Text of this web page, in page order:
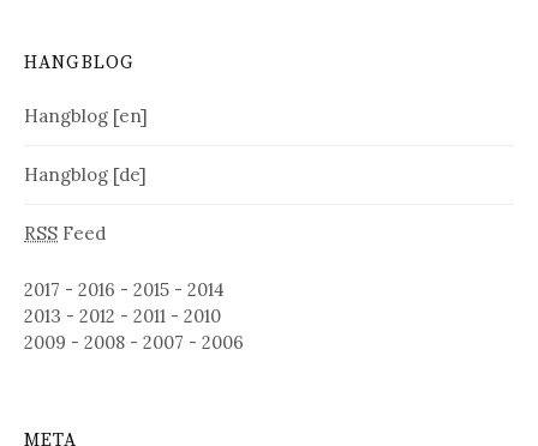
HANGBLOG
Hangblog [en]
Hangblog [de]
RSS Feed
2017 - 2016 - 2015 - 2014
2013 - 2012 - 2011 - 2010
2009 - 2008 - 2007 - 2006
META